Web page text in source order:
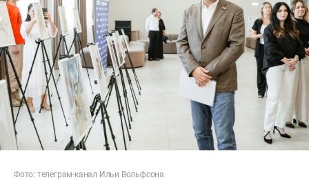
Фото: телеграм-канал Ильи Вольфсона